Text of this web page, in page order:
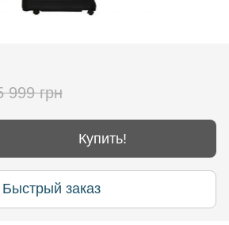
999 грн
Купить!
Быстрый заказ